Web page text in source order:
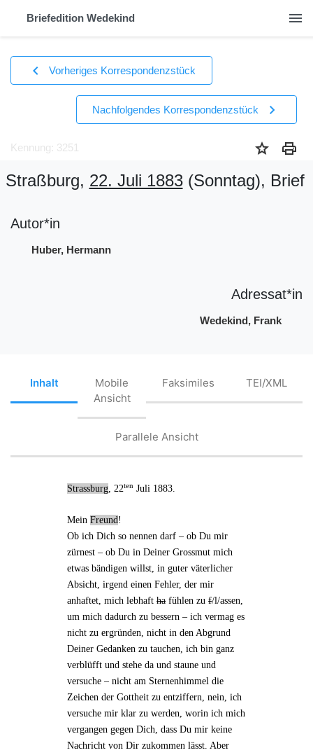
Briefedition Wedekind menu
chevron_left Vorheriges Korrespondenzstück
Nachfolgendes Korrespondenzstück chevron_right
Kennung: 3251 star print
Straßburg, 22. Juli 1883(Sonntag), Brief
Autor*in
Huber, Hermann
Adressat*in
Wedekind, Frank
Inhalt
Mobile
Ansicht
Faksimiles TEI/XML
Parallele Ansicht
Strassburg , 22ten Juli 1883.
MeinFreund !
Ob ich Dich so nennen darf – ob Du mir
zürnest – ob Du in Deiner Grossmut mich
etwas bändigen willst, in guter väterlicher
Absicht, irgend einen Fehler, der mir
anhaftet, mich lebhafthafühlen zuf/l/assen,
um mich dadurch zu bessern – ich vermag es
nicht zu ergründen, nicht in den Abgrund
Deiner Gedanken zu tauchen, ich bin ganz
verblüfft und stehe da und staune und
versuche – nicht am Sternenhimmel die
Zeichen der Gottheit zu entziffern, nein, ich
versuche mir klar zu werden, worin ich mich
vergangen gegen Dich, dass Du mirkeine
Nachricht von Dir zukommen lässt. Aber